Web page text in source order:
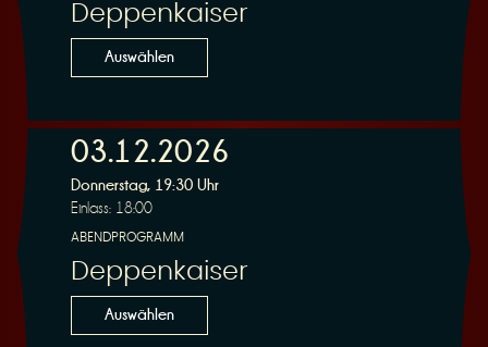
e
s
Deppenkaiser
Auswählen
03.12.2026
Donnerstag, 19:30 Uhr
Einlass: 18:00
ABENDPROGRAMM
Deppenkaiser
Auswählen